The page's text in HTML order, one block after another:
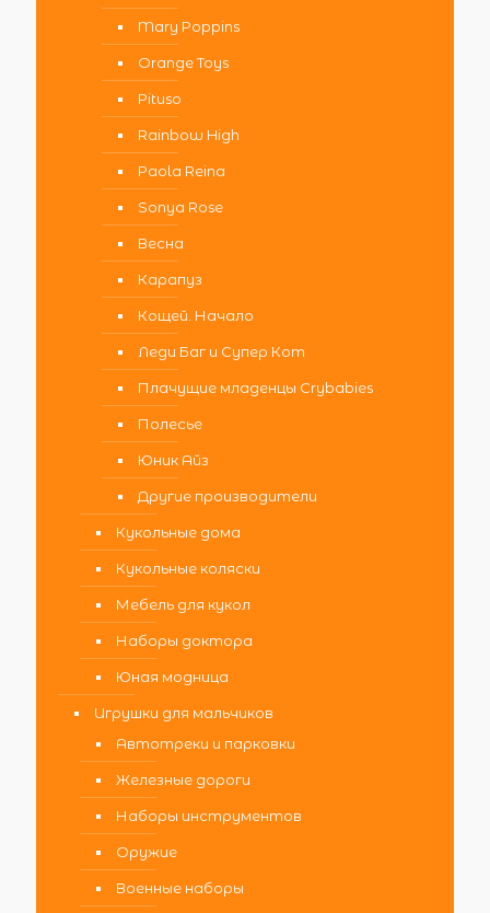
Mary Poppins
Orange Toys
Pituso
Rainbow High
Paola Reina
Sonya Rose
Весна
Карапуз
Кощей. Начало
Леди Баг и Супер Кот
Плачущие младенцы Crybabies
Полесье
Юник Айз
Другие производители
Кукольные дома
Кукольные коляски
Мебель для кукол
Наборы доктора
Юная модница
Игрушки для мальчиков
Автотреки и парковки
Железные дороги
Наборы инструментов
Оружие
Военные наборы